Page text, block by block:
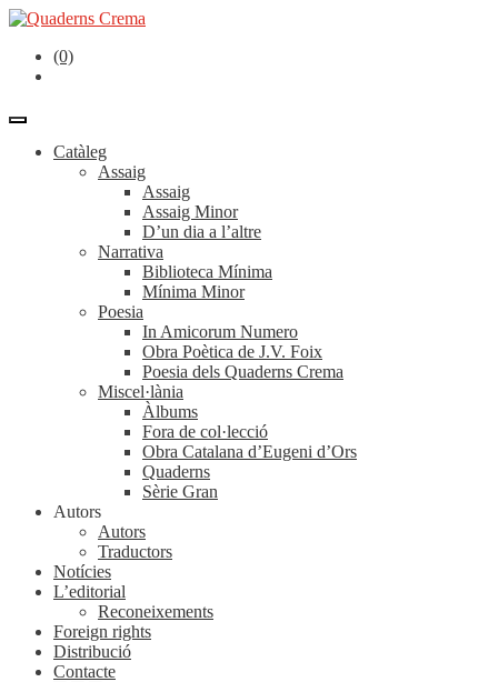
(0)
Catàleg
Assaig
Assaig
Assaig Minor
D’un dia a l’altre
Narrativa
Biblioteca Mínima
Mínima Minor
Poesia
In Amicorum Numero
Obra Poètica de J.V. Foix
Poesia dels Quaderns Crema
Miscel·lània
Àlbums
Fora de col·lecció
Obra Catalana d’Eugeni d’Ors
Quaderns
Sèrie Gran
Autors
Autors
Traductors
Notícies
L’editorial
Reconeixements
Foreign rights
Distribució
Contacte